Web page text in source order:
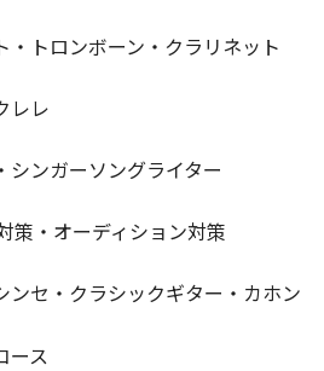
・トロンボーン・クラリネット
レレ
ンガーソングライター
策・オーディション対策
ンセ・クラシックギター・カホン
ース